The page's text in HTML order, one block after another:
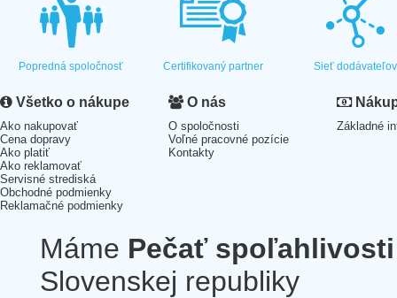
Popredná spoločnosť Certifikovaný partner Sieť dodávateľov
Všetko o nákupe
Ako nakupovať
Cena dopravy
Ako platiť
Ako reklamovať
Servisné strediská
Obchodné podmienky
Reklamačné podmienky
O nás
O spoločnosti
Voľné pracovné pozície
Kontakty
Základné
Máme Pečať spoľahlivosti
Slovenskej republiky